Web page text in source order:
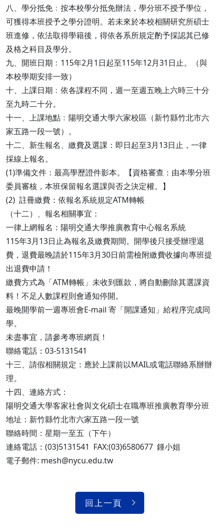
八、學分抵免﹕按本校學分抵免辦法，學分班不授予學位，
可獲得本班授予之學分證明。若未來於本校相關研究所碩士
班進修，依法取得學籍後，得依各系所規定酌予採認其已修
及格之科目及學分。
九、開班日期﹕115年2月1日起至115年12月31日止。（與
本校學期安排一致）
十、上課日期﹕依各課程不同，週一至週五晚上六時三十分
至九時二十分。
十一、上課地點﹕陽明交通大學六家校區（新竹縣竹北市六
家五路一段一號）。
十二、新生報名、繳費及選課：即日起至3月13日止，一律
採線上報名。
(1)準備文件：最高學歷證件影本。【資格審查：由本學分班
委員審核，本班保留報名選課與否之決定權。】
(2) 註冊繳費：依報名系統規定ATM轉帳
（十二）、報名相關事宜：
一律上網報名：陽明交通大學推廣教育中心報名系統
115年3月13日止為報名及繳費期間。開學後只接受辦理退
費，退費最晚請於115年3月30日前需檢附繳費收據向專班提
出退費申請！
繳費方式為「ATM轉帳」未收到匯款，將自動刪除其選課資
料！不足人數課程則會通知停開。
最晚開學前一週專班會E-mail 寄「開課通知」給程序完成同
學。
未盡事宜，請參考專班網頁！
聯絡電話：03-5131541
十三、請假相關規定：應於上課前以MAIL或電話聯絡系辦辦
理。
十四、連絡方式：
陽明交通大學客家社會與文化碩士在職專班推廣教育學分班
地址：新竹縣竹北市六家五路一段一號
聯絡時間：星期一至五（下午）
連絡電話：(03)5131541 FAX:(03)6580677 鍾小姐
電子郵件: mesh@nycu.edu.tw
回上一頁